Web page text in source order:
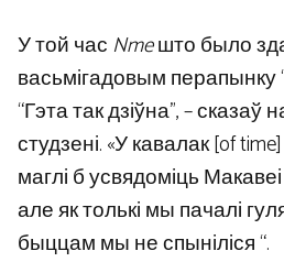
У той час Nmeшто было
васьмігадовым перапынку
“Гэта так дзіўна”, – сказаў
студзені. «У кавалак [of
маглі б усвядоміць
але як толькі мы пачалі
быццам мы не спыніліся “.